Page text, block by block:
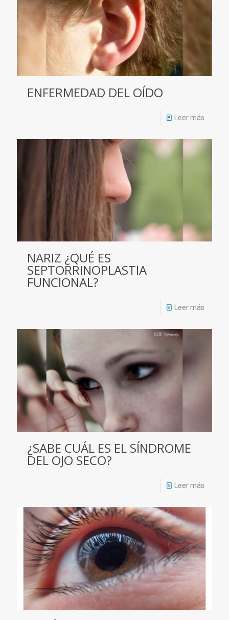
ENFERMEDAD DEL OÍDO
Leer más
NARIZ ¿QUÉ ES
SEPTORRINOPLASTIA
FUNCIONAL?
Leer más
¿SABE CUÁL ES EL SÍNDROME
DEL OJO SECO?
Leer más